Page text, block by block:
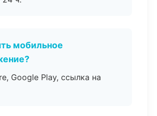
мобильное
Google Play, ссылка на